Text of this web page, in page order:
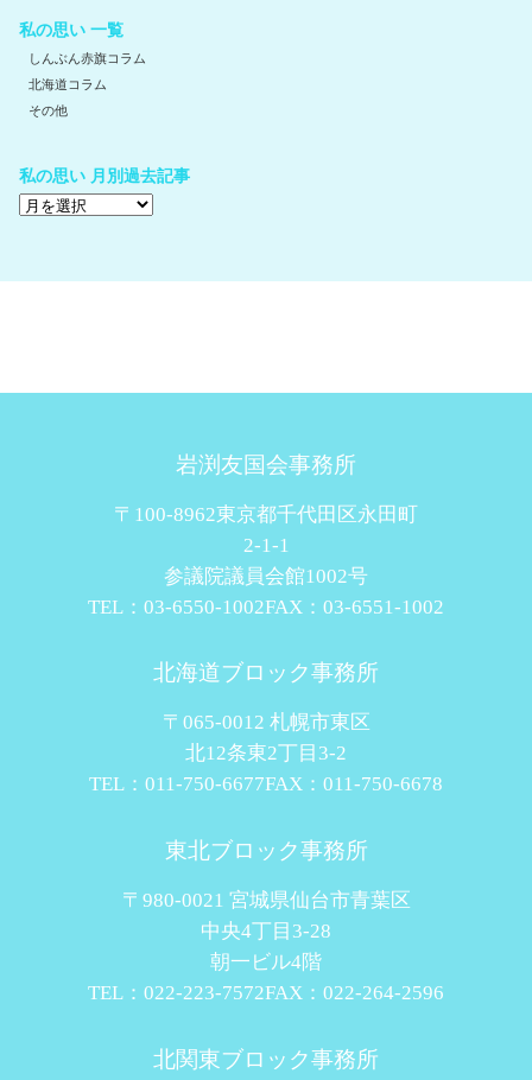
私の思い 一覧
しんぶん赤旗コラム
北海道コラム
その他
私の思い 月別過去記事
岩渕友国会事務所
〒100-8962東京都千代田区永田町
2-1-1
参議院議員会館1002号
TEL：03-6550-1002FAX：03-6551-1002
北海道ブロック事務所
〒065-0012 札幌市東区
北12条東2丁目3-2
TEL：011-750-6677FAX：011-750-6678
東北ブロック事務所
〒980-0021 宮城県仙台市青葉区
中央4丁目3-28
朝一ビル4階
TEL：022-223-7572FAX：022-264-2596
北関東ブロック事務所